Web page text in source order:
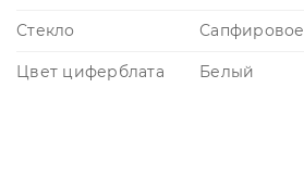
Стекло Сапфировое
Цвет циферблата Белый